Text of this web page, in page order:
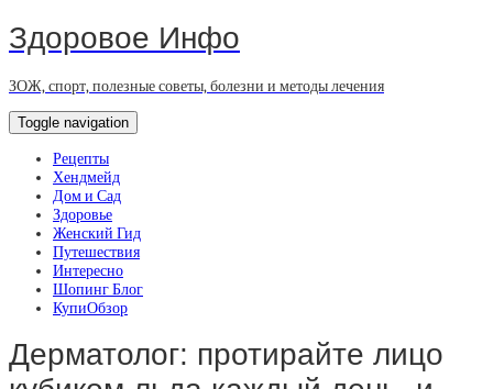
Здоровое Инфо
ЗОЖ, спорт, полезные советы, болезни и методы лечения
Toggle navigation
Рецепты
Хендмейд
Дом и Сад
Здоровье
Женский Гид
Путешествия
Интересно
Шопинг Блог
КупиОбзор
Дерматолог: протирайте лицо